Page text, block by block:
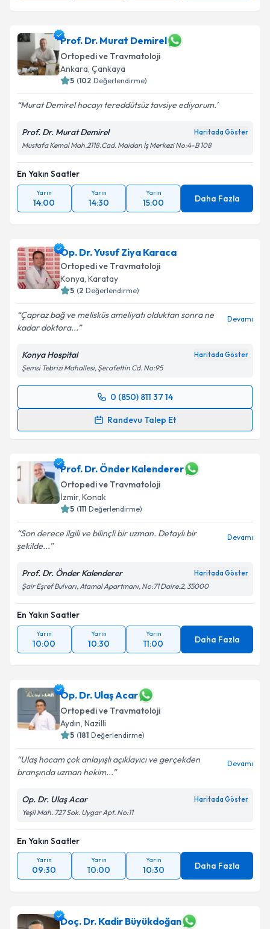
Prof. Dr. Murat Demirel
Ortopedi ve Travmatoloji
Ankara, Çankaya
5 (102 Değerlendirme)
Murat Demirel hocayı tereddütsüz tavsiye ediyorum.
Prof. Dr. Murat Demirel Haritada Göster
Mustafa Kemal Mah.2118.Cad. Maidan İş Merkezi No:4-B 108
En Yakın Saatler
Yarın
14:00
Yarın
14:30
Yarın
15:00 Daha Fazla
Op. Dr. Yusuf Ziya Karaca
Ortopedi ve Travmatoloji
Konya, Karatay
5 (2 Değerlendirme)
Çapraz bağ ve melisküs ameliyatı olduktan sonra ne
kadar doktora...
Devamı
Konya Hospital Haritada Göster
Şemsi Tebrizi Mahallesi, Şerafettin Cd. No:95
0 (850) 811 37 14
Randevu Talep Et
Randevu Takvimi Talebi
için bir takvim hazırlandığında e-posta ile
bilgilendireceğiz.
E-posta Adresiniz
Metni'ni okudum ve kişisel verilerimin belirtilen
kapsamda işlenmesini kabul ediyorum.
Takvim Talebini Gönder
Prof. Dr. Önder Kalenderer
Ortopedi ve Travmatoloji
İzmir, Konak
5 (111 Değerlendirme)
Son derece ilgili ve bilinçli bir uzman. Detaylı bir
şekilde...
Devamı
Prof. Dr. Önder Kalenderer Haritada Göster
Şair Eşref Bulvarı, Atamal Apartmanı, No:71 Daire:2, 35000
En Yakın Saatler
Yarın
10:00
Yarın
10:30
Yarın
11:00 Daha Fazla
Op. Dr. Ulaş Acar
Ortopedi ve Travmatoloji
Aydın, Nazilli
5 (181 Değerlendirme)
Ulaş hocam çok anlayışlı açıklayıcı ve gerçekden
branşında uzman hekim...
Devamı
Op. Dr. Ulaş Acar Haritada Göster
Yeşil Mah. 727 Sok. Uygar Apt. No:11
En Yakın Saatler
Yarın
09:30
Yarın
10:00
Yarın
10:30 Daha Fazla
Doç. Dr. Kadir Büyükdoğan